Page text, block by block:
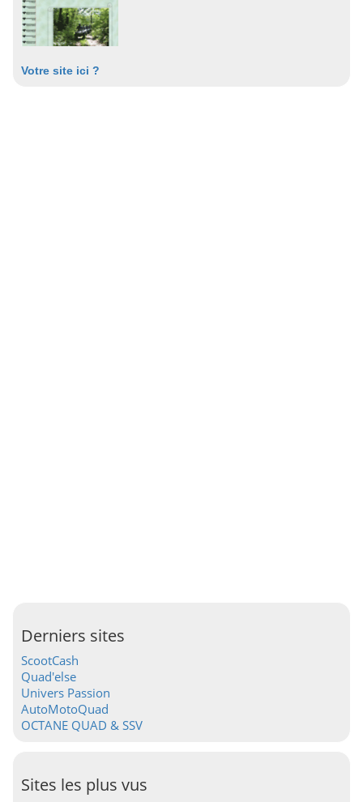
Votre site ici ?
Derniers sites
ScootCash
Quad'else
Univers Passion
AutoMotoQuad
OCTANE QUAD & SSV
Sites les plus vus